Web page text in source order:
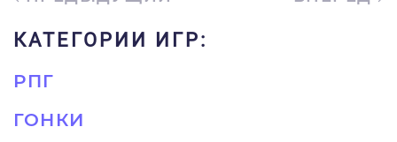
КАТЕГОРИИ ИГР:
РПГ
ГОНКИ